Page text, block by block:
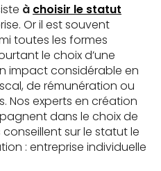
à choisir le statut
Or il est souvent
toutes les formes
le choix d’une
impact considérable en
de rémunération ou
Nos experts en création
dans le choix de
sur le statut le
: entreprise individuelle